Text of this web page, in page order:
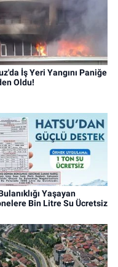
İş Yeri Yangını Paniğe
Oldu!
Yaşayan
Bin Litre Su Ücretsiz